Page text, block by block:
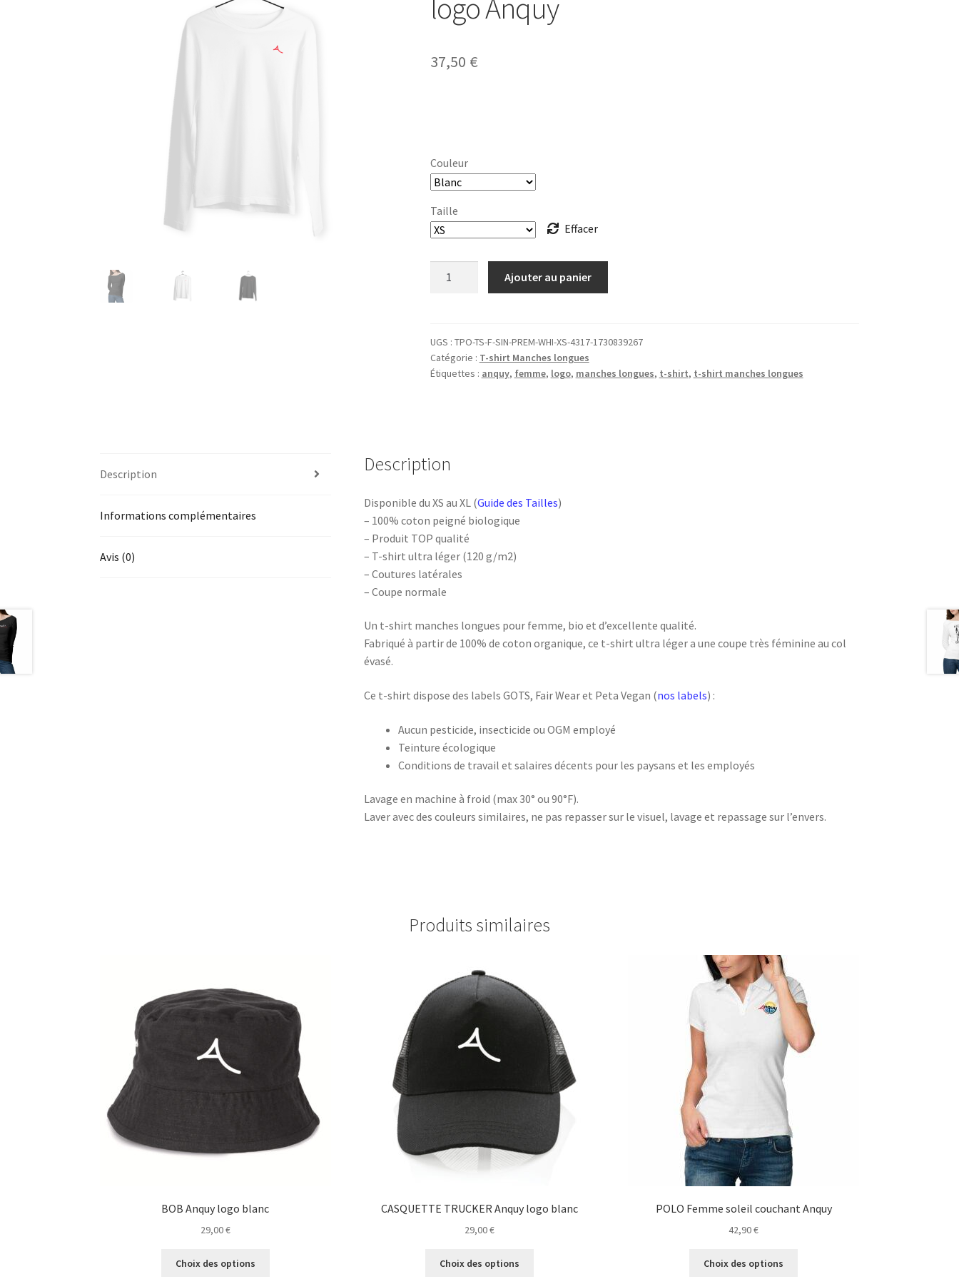
logo Anquy
37,50 €
Couleur
Taille
Effacer
Femme
Manches
longues
Ajouter au panier
UGS : TPO-TS-F-SIN-PREM-WHI-XS-4317-1730839267
Catégorie : T-shirt Manches longues
Étiquettes : anquy, femme, logo, manches longues, t-shirt, t-shirt manches longues
Description
Informations complémentaires
Avis (0)
Description
Disponible du XS au XL (Guide des Tailles)
– 100% coton peigné biologique
– Produit TOP qualité
– T-shirt ultra léger (120 g/m2)
– Coutures latérales
– Coupe normale
Un t-shirt manches longues pour femme, bio et d’excellente qualité.
Fabriqué à partir de 100% de coton organique, ce t-shirt ultra léger a une coupe très féminine au col
évasé.
Ce t-shirt dispose des labels GOTS, Fair Wear et Peta Vegan (nos labels) :
Aucun pesticide, insecticide ou OGM employé
Teinture écologique
Conditions de travail et salaires décents pour les paysans et les employés
Lavage en machine à froid (max 30° ou 90°F).
Laver avec des couleurs similaires, ne pas repasser sur le visuel, lavage et repassage sur l’envers.
Produits similaires
BOB Anquy logo blanc
29,00€
Choix des options
CASQUETTE TRUCKER Anquy logo blanc
29,00€
Choix des options
POLO Femme soleil couchant Anquy
42,90€
Choix des options